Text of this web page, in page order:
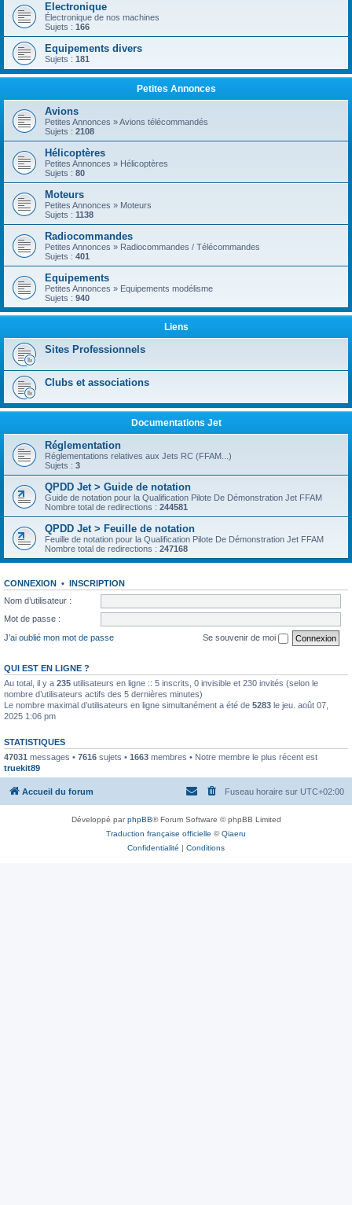
Electronique
Électronique de nos machines
Sujets : 166
Equipements divers
Sujets : 181
Petites Annonces
Avions
Petites Annonces » Avions télécommandés
Sujets : 2108
Hélicoptères
Petites Annonces » Hélicoptères
Sujets : 80
Moteurs
Petites Annonces » Moteurs
Sujets : 1138
Radiocommandes
Petites Annonces » Radiocommandes / Télécommandes
Sujets : 401
Equipements
Petites Annonces » Equipements modélisme
Sujets : 940
Liens
Sites Professionnels
Clubs et associations
Documentations Jet
Réglementation
Réglementations relatives aux Jets RC (FFAM...)
Sujets : 3
QPDD Jet > Guide de notation
Guide de notation pour la Qualification Pilote De Démonstration Jet FFAM
Nombre total de redirections : 244581
QPDD Jet > Feuille de notation
Feuille de notation pour la Qualification Pilote De Démonstration Jet FFAM
Nombre total de redirections : 247168
CONNEXION • INSCRIPTION
Nom d’utilisateur :
Mot de passe :
J’ai oublié mon mot de passe
Se souvenir de moi
QUI EST EN LIGNE ?
Au total, il y a 235 utilisateurs en ligne :: 5 inscrits, 0 invisible et 230 invités (selon le
nombre d’utilisateurs actifs des 5 dernières minutes)
Le nombre maximal d’utilisateurs en ligne simultanément a été de 5283 le jeu. août 07,
2025 1:06 pm
STATISTIQUES
47031 messages • 7616 sujets • 1663 membres • Notre membre le plus récent est
truekit89
Accueil du forum Fuseau horaire sur UTC+02:00
Développé parphpBB® Forum Software © phpBB Limited
Traduction française officielle ©Qiaeru
Confidentialité | Conditions